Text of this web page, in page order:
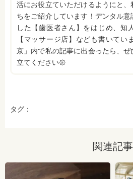
活にお役立ていただけるようにと
ちをご紹介しています！デンタル
した【歯医者さん】をはじめ、知
【マッサージ店】なども書いてい
京」内で私の記事に出会ったら、
立てください𑁍
タグ：
関連記事